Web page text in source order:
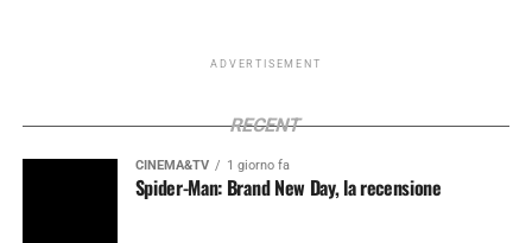
ADVERTISEMENT
RECENT
CINEMA&TV 1 giorno fa
Spider-Man: Brand New Day, la recensione